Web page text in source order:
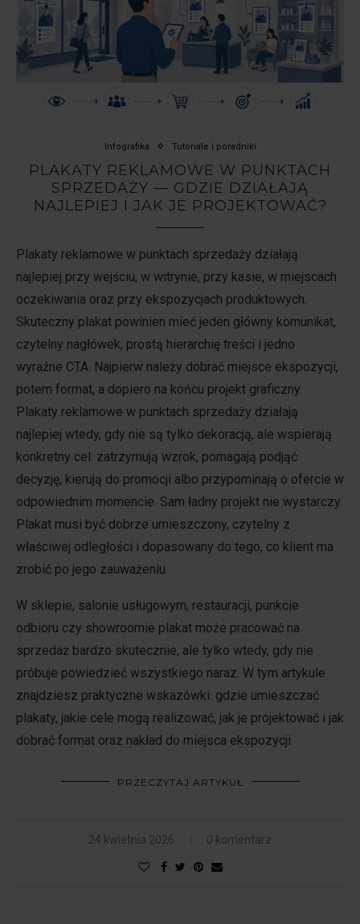
Infografika Tutoriale i poradniki
PLAKATY REKLAMOWE W PUNKTACH
SPRZEDAŻY — GDZIE DZIAŁAJĄ
NAJLEPIEJ I JAK JE PROJEKTOWAĆ?
Plakaty reklamowe w punktach sprzedaży działają
najlepiej przy wejściu, w witrynie, przy kasie, w miejscach
oczekiwania oraz przy ekspozycjach produktowych.
Skuteczny plakat powinien mieć jeden główny komunikat,
czytelny nagłówek, prostą hierarchię treści i jedno
wyraźne CTA. Najpierw należy dobrać miejsce ekspozycji,
potem format, a dopiero na końcu projekt graficzny.
Plakaty reklamowe w punktach sprzedaży działają
najlepiej wtedy, gdy nie są tylko dekoracją, ale wspierają
konkretny cel: zatrzymują wzrok, pomagają podjąć
decyzję, kierują do promocji albo przypominają o ofercie w
odpowiednim momencie. Sam ładny projekt nie wystarczy.
Plakat musi być dobrze umieszczony, czytelny z
właściwej odległości i dopasowany do tego, co klient ma
zrobić po jego zauważeniu.
W sklepie, salonie usługowym, restauracji, punkcie
odbioru czy showroomie plakat może pracować na
sprzedaż bardzo skutecznie, ale tylko wtedy, gdy nie
próbuje powiedzieć wszystkiego naraz. W tym artykule
znajdziesz praktyczne wskazówki: gdzie umieszczać
plakaty, jakie cele mogą realizować, jak je projektować i jak
dobrać format oraz nakład do miejsca ekspozycji.
PRZECZYTAJ ARTYKUŁ
24 kwietnia 2026 0 komentarz